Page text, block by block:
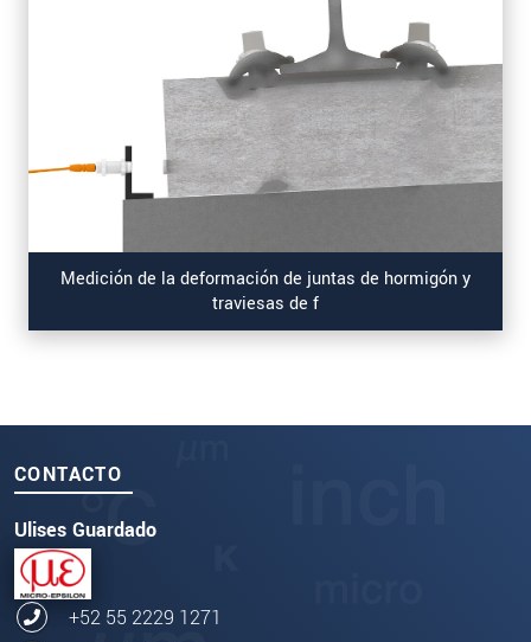
Medición de la deformación de juntas de hormigón y
traviesas de f
CONTACTO
Ulises Guardado
+52 55 2229 1271